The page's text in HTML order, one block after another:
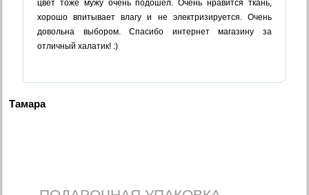
цвет тоже мужу очень подошел. Очень нравится ткань,
хорошо впитывает влагу и не электризируется. Очень
довольна выбором. Спасибо интернет магазину за
отличный халатик! :)
Тамара